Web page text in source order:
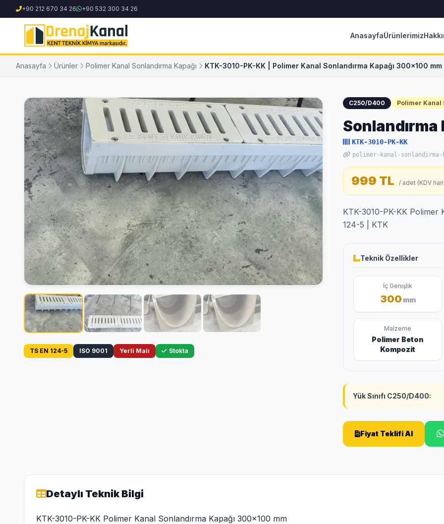
+90 212 670 34 26 +90 532 300 34 26
AnasayfaÜrünlerimiz
Anasayfa Ürünler Polimer Kanal Sonlandırma Kapağı KTK-3010-PK-KK | Polimer Kanal Sonlandırma Kapağı 300x100
TS EN 124-5 ISO 9001 Yerli Malı Stokta
C250/D400 Polimer Kanal
Sonlandırma
KTK-3010-PK-KK
polimer-kanal-
999 TL / adet (KDV
KTK-3010-PK-KK Polimer
124-5 | KTK
Teknik Özellikler
İç Genişlik
300 mm
Malzeme
Polimer Beton
Kompozit
Yük Sınıfı C250/D400:
Fiyat Teklifi Al
Detaylı Teknik Bilgi
KTK-3010-PK-KK Polimer Kanal Sonlandırma Kapağı 300x100 mm